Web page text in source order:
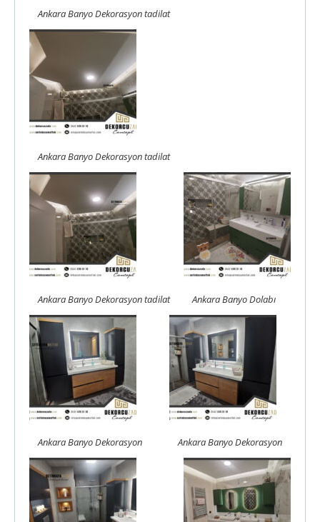
Ankara Banyo Dekorasyon tadilat
Ankara Banyo Dekorasyon tadilat
Ankara Banyo Dekorasyon tadilat Ankara Banyo Dolabı
Ankara Banyo Dekorasyon Ankara Banyo Dekorasyon